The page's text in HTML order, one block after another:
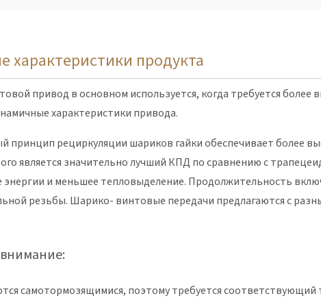
характеристики продукта
привод в основном используется, когда требуется
характеристики привода.
принцип рециркуляции шариков гайки обеспечивает более
является значительно лучший КПД по сравнению с
энергии и меньшее тепловыделение. Продолжительность
резьбы. Шарико- винтовые передачи предлагаются с
самотормозящимися, поэтому требуется соответствующий